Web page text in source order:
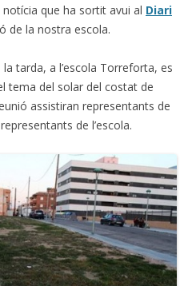
notícia que ha sortit avui al Diari
de la nostra escola.
tarda, a l’escola Torreforta, es
tema del solar del costat de
assistiran representants de
de l’escola.